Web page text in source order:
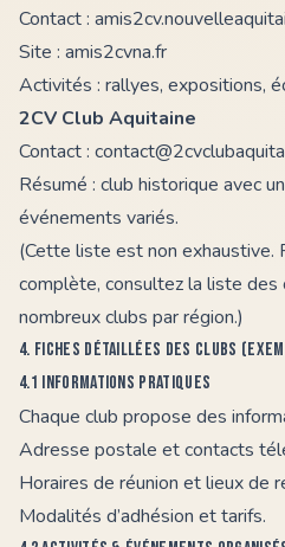
Contact :
Site : amis2cvna.fr
Activités : rallyes, expositions,
2CV Club Aquitaine
Contact :
Résumé : club historique avec
événements variés.
(Cette liste est non exhaustive.
complète, consultez la liste des
nombreux clubs par région.)
4. Fiches détaillées des clubs
4.1 Informations pratiques
Chaque club propose des
Adresse postale et contacts
Horaires de réunion et lieux de
Modalités d’adhésion et tarifs.